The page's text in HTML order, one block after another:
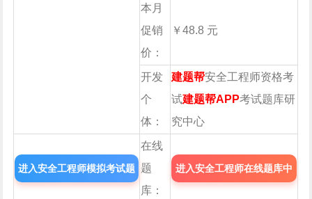
本月
促销
价：
￥48.8 元
开发
个
体：
建题帮安全工程师资格考
试建题帮APP考试题库研
究中心
进入安全工程师模拟考试题
在线
题
库：
进入安全工程师在线题库中